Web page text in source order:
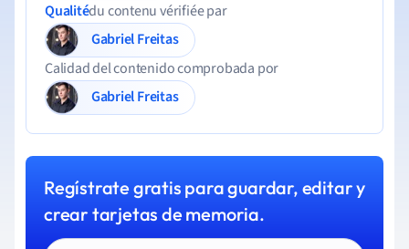
Qualitédu contenu vérifiée par
Gabriel Freitas
Calidad del contenido comprobada por
Gabriel Freitas
Regístrate gratis para guardar, editar y
crear tarjetas de memoria.